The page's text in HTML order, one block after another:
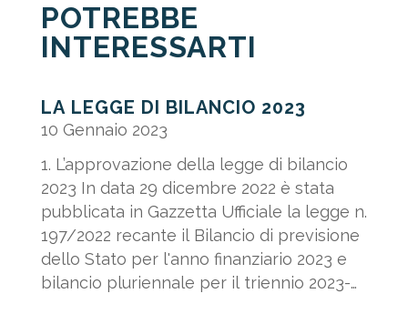
POTREBBE
INTERESSARTI
LA LEGGE DI BILANCIO 2023
10 Gennaio 2023
1. L’approvazione della legge di bilancio
2023 In data 29 dicembre 2022 è stata
pubblicata in Gazzetta Ufficiale la legge n.
197/2022 recante il Bilancio di previsione
dello Stato per l'anno finanziario 2023 e
bilancio pluriennale per il triennio 2023-